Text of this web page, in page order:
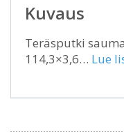
Kuvaus
Teräsputki
114,3×3,6… Lue